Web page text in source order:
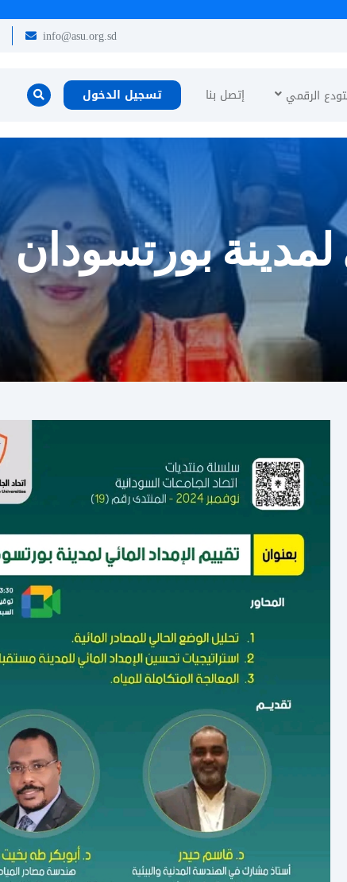
info@asu.org.sd
الرقمي إتصل بنا تسجيل الدخول
لمدينة بورتسودان